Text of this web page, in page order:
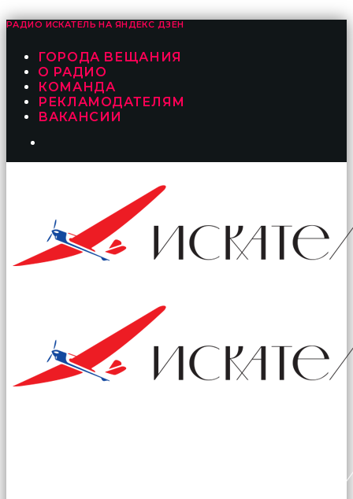
РАДИО ИСКАТЕЛЬ НА ЯНДЕКС ДЗЕН
ГОРОДА ВЕЩАНИЯ
О РАДИО
КОМАНДА
РЕКЛАМОДАТЕЛЯМ
ВАКАНСИИ